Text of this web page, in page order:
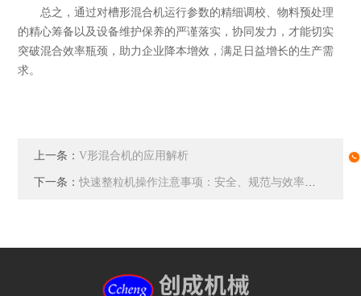
总之，通过对槽形混合机运行参数的精细调校、物料预处理
的精心筹备以及设备维护保养的严谨落实，协同发力，才能切实
突破混合效率瓶颈，助力企业降本增效，满足日益增长的生产需
求。
上一条：V形混合机的应用解析
下一条：快速整粒机操作注意事项：安全、规范与效率的平衡